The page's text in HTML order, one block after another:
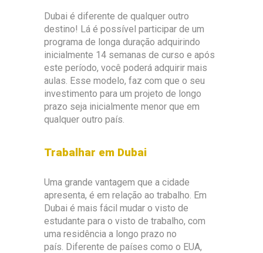
Dubai é diferente de qualquer outro
destino! Lá é possível participar de um
programa de longa duração adquirindo
inicialmente 14 semanas de curso e após
este período, você poderá adquirir mais
aulas. Esse modelo, faz com que o seu
investimento para um projeto de longo
prazo seja inicialmente menor que em
qualquer outro país.
Trabalhar em Dubai
Uma grande vantagem que a cidade
apresenta, é em relação ao trabalho. Em
Dubai é mais fácil mudar o visto de
estudante para o visto de trabalho, com
uma residência a longo prazo no
país. Diferente de países como o EUA,